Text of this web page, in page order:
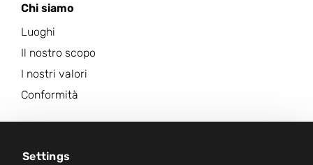
Settings
Chi siamo
Luoghi
Il nostro scopo
I nostri valori
Conformità
Centro Notizie